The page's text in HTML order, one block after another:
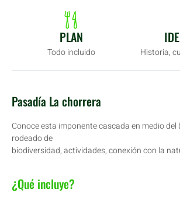
PLAN
Todo incluido Historia,
Pasadía La chorrera
Conoce esta imponente cascada en medio
rodeado de
biodiversidad, actividades, conexión con la
¿Qué incluye?